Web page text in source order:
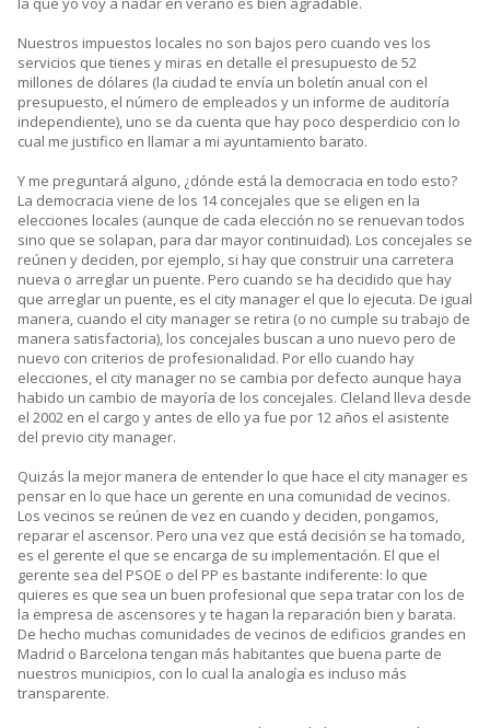
Nuestros impuestos locales no son bajos pero cuando ves los
servicios que tienes y miras en detalle el presupuesto de 52
millones de dólares (la ciudad te envía un boletín anual con el
presupuesto, el número de empleados y un informe de auditoría
independiente), uno se da cuenta que hay poco desperdicio con lo
cual me justifico en llamar a mi ayuntamiento barato.
Y me preguntará alguno, ¿dónde está la democracia en todo esto?
La democracia viene de los 14 concejales que se eligen en la
elecciones locales (aunque de cada elección no se renuevan todos
sino que se solapan, para dar mayor continuidad). Los concejales se
reúnen y deciden, por ejemplo, si hay que construir una carretera
nueva o arreglar un puente. Pero cuando se ha decidido que hay
que arreglar un puente, es el city manager el que lo ejecuta. De igual
manera, cuando el city manager se retira (o no cumple su trabajo de
manera satisfactoria), los concejales buscan a uno nuevo pero de
nuevo con criterios de profesionalidad. Por ello cuando hay
elecciones, el city manager no se cambia por defecto aunque haya
habido un cambio de mayoría de los concejales. Cleland lleva desde
el 2002 en el cargo y antes de ello ya fue por 12 años el asistente
del previo city manager.
Quizás la mejor manera de entender lo que hace el city manager es
pensar en lo que hace un gerente en una comunidad de vecinos.
Los vecinos se reúnen de vez en cuando y deciden, pongamos,
reparar el ascensor. Pero una vez que está decisión se ha tomado,
es el gerente el que se encarga de su implementación. El que el
gerente sea del PSOE o del PP es bastante indiferente: lo que
quieres es que sea un buen profesional que sepa tratar con los de
la empresa de ascensores y te hagan la reparación bien y barata.
De hecho muchas comunidades de vecinos de edificios grandes en
Madrid o Barcelona tengan más habitantes que buena parte de
nuestros municipios, con lo cual la analogía es incluso más
transparente.